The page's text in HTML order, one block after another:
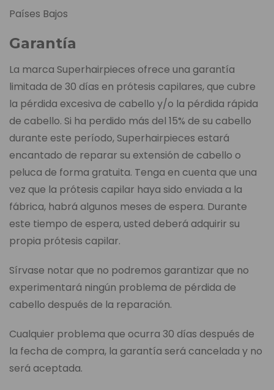
Países Bajos
Garantía
La marca Superhairpieces ofrece una garantía
limitada de 30 días en prótesis capilares, que cubre
la pérdida excesiva de cabello y/o la pérdida rápida
de cabello. Si ha perdido más del 15% de su cabello
durante este período, Superhairpieces estará
encantado de reparar su extensión de cabello o
peluca de forma gratuita. Tenga en cuenta que una
vez que la prótesis capilar haya sido enviada a la
fábrica, habrá algunos meses de espera. Durante
este tiempo de espera, usted deberá adquirir su
propia prótesis capilar.
Sírvase notar que no podremos garantizar que no
experimentará ningún problema de pérdida de
cabello después de la reparación.
Cualquier problema que ocurra 30 días después de
la fecha de compra, la garantía será cancelada y no
será aceptada.